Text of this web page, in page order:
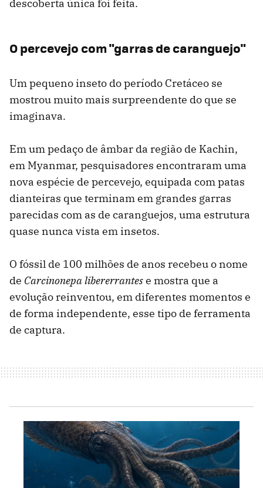
descoberta única foi feita.
O percevejo com "garras de caranguejo"
Um pequeno inseto do período Cretáceo se
mostrou muito mais surpreendente do que se
imaginava.
Em um pedaço de âmbar da região de Kachin,
em Myanmar, pesquisadores encontraram uma
nova espécie de percevejo, equipada com patas
dianteiras que terminam em grandes garras
parecidas com as de caranguejos, uma estrutura
quase nunca vista em insetos.
O fóssil de 100 milhões de anos recebeu o nome
de Carcinonepa libererrantese mostra que a
evolução reinventou, em diferentes momentos e
de forma independente, esse tipo de ferramenta
de captura.